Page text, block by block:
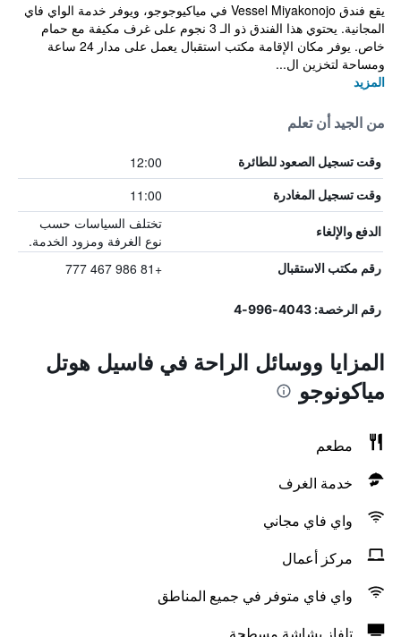
يقع فندق Vessel Miyakonojo في مياكيوجوجو، ويوفر خدمة الواي فاي
المجانية. يحتوي هذا الفندق ذو الـ 3 نجوم على غرف مكيفة مع حمام
خاص. يوفر مكان الإقامة مكتب استقبال يعمل على مدار 24 ساعة
ومساحة لتخزين ال...
المزيد
من الجيد أن تعلم
وقت تسجيل الصعود للطائرة 12:00
وقت تسجيل المغادرة 11:00
الدفع والإلغاء
تختلف السياسات حسب
نوع الغرفة ومزود الخدمة.
رقم مكتب الاستقبال +81 986 467 777
رقم الرخصة: 4043-996-4
المزايا ووسائل الراحة في فاسيل هوتل
مياكونوجو
مطعم
خدمة الغرف
واي فاي مجاني
مركز أعمال
واي فاي متوفر في جميع المناطق